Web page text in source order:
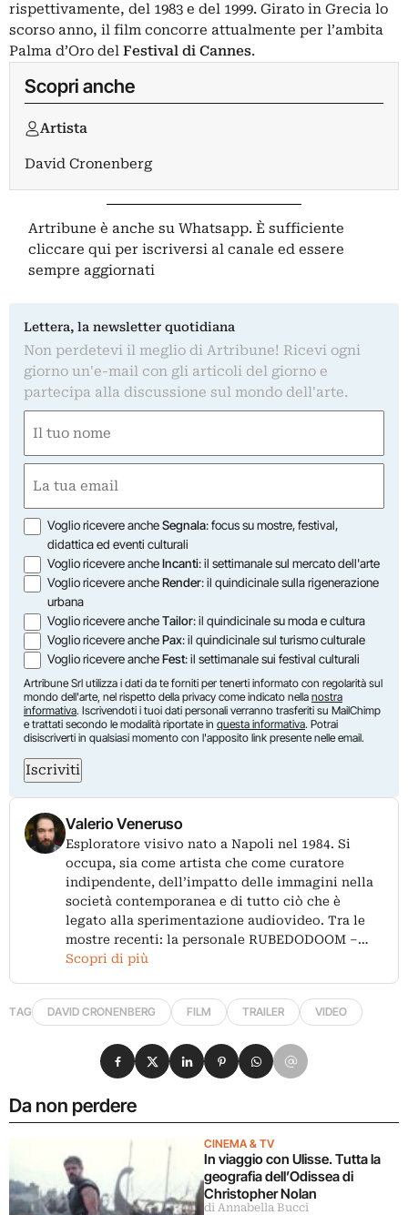
rispettivamente, del 1983 e del 1999. Girato in Grecia lo
scorso anno, il film concorre attualmente per l’ambita
Palma d’Oro del Festival di Cannes.
Scopri anche
Artista
David Cronenberg
Artribune è anche su Whatsapp. È sufficiente
cliccare qui per iscriversi al canale ed essere
sempre aggiornati
Lettera, la newsletter quotidiana
Non perdetevi il meglio di Artribune! Ricevi ogni
giorno un'e-mail con gli articoli del giorno e
partecipa alla discussione sul mondo dell'arte.
(Required)
First
(Required)
Opzioni
Voglio ricevere ancheSegnala: focus su mostre, festival,
didattica ed eventi culturali
Voglio ricevere ancheIncanti: il settimanale sul mercato dell'arte
Voglio ricevere ancheRender: il quindicinale sulla rigenerazione
urbana
Voglio ricevere ancheTailor: il quindicinale su moda e cultura
Voglio ricevere anchePax: il quindicinale sul turismo culturale
Voglio ricevere ancheFest: il settimanale sui festival culturali
Artribune Srl utilizza i dati da te forniti per tenerti informato con regolarità sul
mondo dell'arte, nel rispetto della privacy come indicato nella nostra
informativa. Iscrivendoti i tuoi dati personali verranno trasferiti su MailChimp
e trattati secondo le modalità riportate in questa informativa. Potrai
disiscriverti in qualsiasi momento con l'apposito link presente nelle email.
Iscriviti
Valerio Veneruso
Esploratore visivo nato a Napoli nel 1984. Si
occupa, sia come artista che come curatore
indipendente, dell’impatto delle immagini nella
società contemporanea e di tutto ciò che è
legato alla sperimentazione audiovideo. Tra le
mostre recenti: la personale RUBEDODOOM –…
Scopri di più
TAG DAVID CRONENBERG FILM TRAILER VIDEO
Da non perdere
CINEMA & TV
In viaggio con Ulisse. Tutta la
geografia dell’Odissea di
Christopher Nolan
di Annabella Bucci
Condividi su Facebook
Condividi su X
Condividi su LinkedIn
Condividi su Pinterest
Condividi su WhatsApp
Condividi su Email